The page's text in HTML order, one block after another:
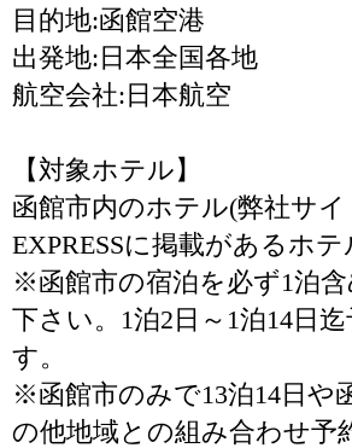
目的地:函館空港
出発地:日本全国各地
航空会社:日本航空
【対象ホテル】
函館市内のホテル(弊社サイ
EXPRESSに掲載があるホテ
※函館市の宿泊を必ず1泊
下さい。1泊2日～1泊14日
す。
※函館市のみで13泊14日や
の他地域との組み合わせ予